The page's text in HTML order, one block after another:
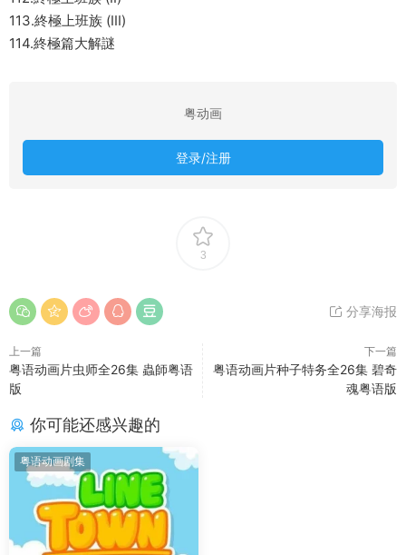
113.終極上班族 (III)
114.終極篇大解謎
粤动画
登录/注册
3
分享海报
上一篇
粤语动画片虫师全26集 蟲師粤语
版
下一篇
粤语动画片种子特务全26集 碧奇
魂粤语版
你可能还感兴趣的
粤语动画剧集